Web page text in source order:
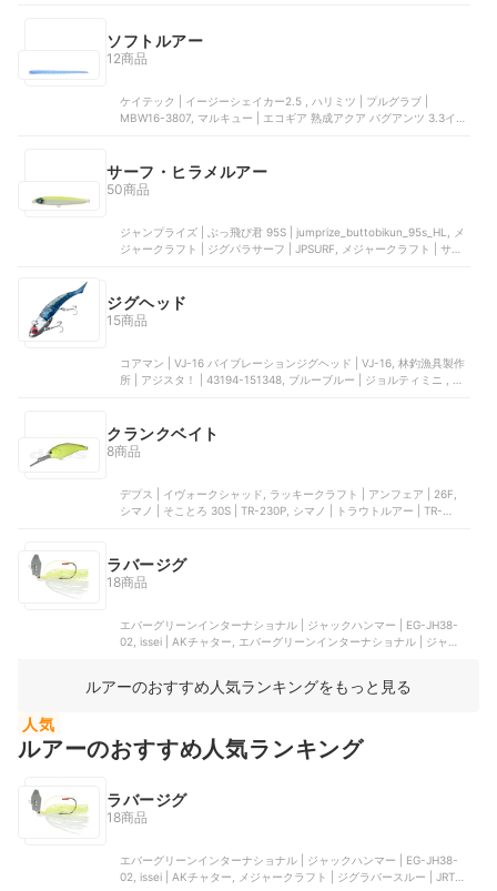
ソフトルアー
12商品
ケイテック | イージーシェイカー2.5 , ハリミツ | プルグラブ |
MBW16-3807, マルキュー | エコギア 熟成アクア バグアンツ 3.3イン
サーフ・ヒラメルアー
50商品
ジャンプライズ | ぶっ飛び君 95S | jumprize_buttobikun_95s_HL, メ
ジャークラフト | ジグパラサーフ | JPSURF, メジャークラフト | サー
ジグヘッド
15商品
コアマン | VJ-16 バイブレーションジグヘッド | VJ-16, 林釣漁具製作
所 | アジスタ！ | ‎43194-151348, ブルーブルー | ジョルティミニ , コ
クランクベイト
8商品
デプス | イヴォークシャッド, ラッキークラフト | アンフェア | 26F,
シマノ | そことろ 30S | TR-230P, シマノ | トラウトルアー | TR-
ラバージグ
18商品
エバーグリーンインターナショナル | ジャックハンマー | ‎EG-JH38-
02, issei | AKチャター, エバーグリーンインターナショナル | ジャック
ルアーのおすすめ人気ランキングをもっと見る
人気
ルアーのおすすめ人気ランキング
ラバージグ
18商品
エバーグリーンインターナショナル | ジャックハンマー | ‎EG-JH38-
02, issei | AKチャター, メジャークラフト | ジグラバースルー | JRT-